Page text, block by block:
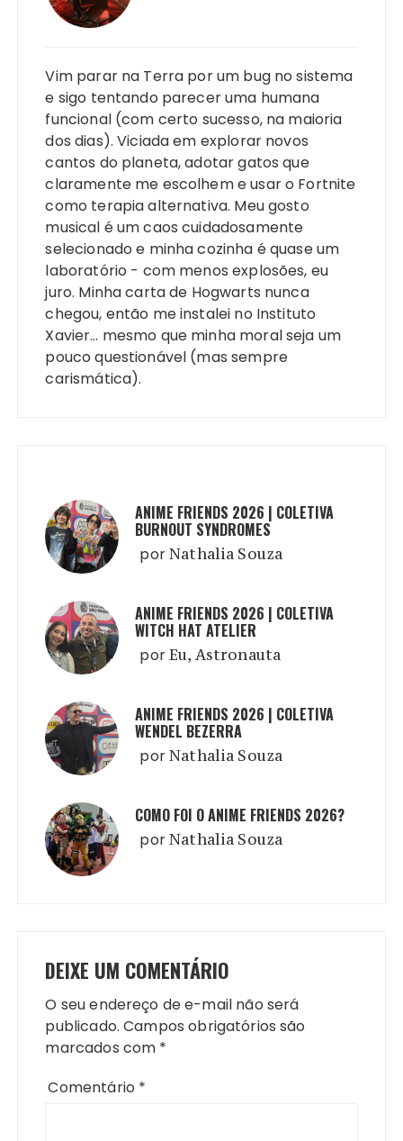
Vim parar na Terra por um bug no sistema
e sigo tentando parecer uma humana
funcional (com certo sucesso, na maioria
dos dias). Viciada em explorar novos
cantos do planeta, adotar gatos que
claramente me escolhem e usar o Fortnite
como terapia alternativa. Meu gosto
musical é um caos cuidadosamente
selecionado e minha cozinha é quase um
laboratório - com menos explosões, eu
juro. Minha carta de Hogwarts nunca
chegou, então me instalei no Instituto
Xavier… mesmo que minha moral seja um
pouco questionável (mas sempre
carismática).
ANIME FRIENDS 2026 | COLETIVA
BURNOUT SYNDROMES
porNathalia Souza
ANIME FRIENDS 2026 | COLETIVA
WITCH HAT ATELIER
porEu, Astronauta
ANIME FRIENDS 2026 | COLETIVA
WENDEL BEZERRA
porNathalia Souza
COMO FOI O ANIME FRIENDS 2026?
porNathalia Souza
DEIXE UM COMENTÁRIO
O seu endereço de e-mail não será
publicado. Campos obrigatórios são
marcados com *
Comentário *